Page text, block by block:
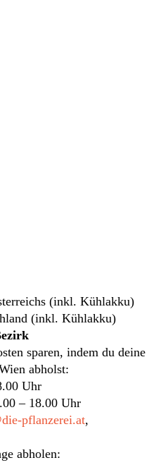
(inkl. Kühlakku)
(inkl. Kühlakku)
sparen, indem du deine
abholst:
Uhr
– 18.00 Uhr
pflanzerei.at,
abholen: